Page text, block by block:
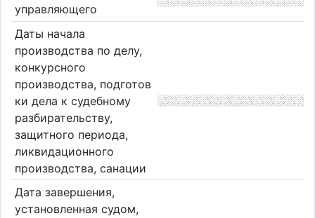
управляющего
Даты начала
производства по делу,
конкурсного
производства, подготов
ки дела к судебному
разбирательству,
защитного периода,
ликвидационного
производства, санации
Дата завершения,
установленная судом,